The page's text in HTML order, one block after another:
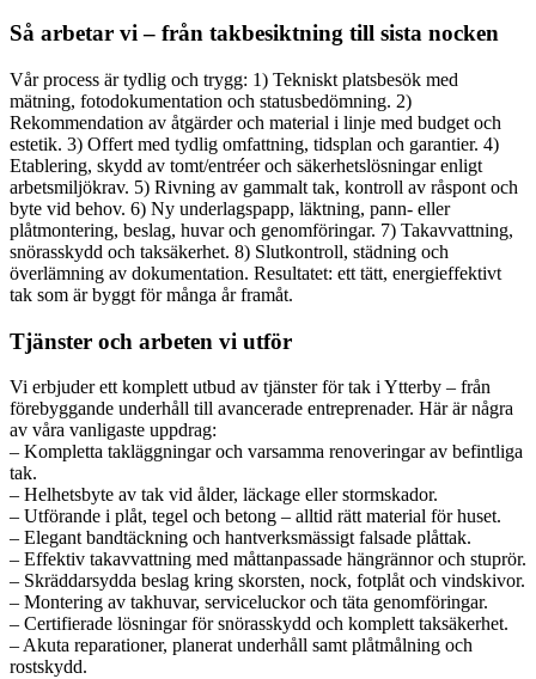
Så arbetar vi – från takbesiktning till sista nocken
Vår process är tydlig och trygg: 1) Tekniskt platsbesök med
mätning, fotodokumentation och statusbedömning. 2)
Rekommendation av åtgärder och material i linje med budget och
estetik. 3) Offert med tydlig omfattning, tidsplan och garantier. 4)
Etablering, skydd av tomt/entréer och säkerhetslösningar enligt
arbetsmiljökrav. 5) Rivning av gammalt tak, kontroll av råspont och
byte vid behov. 6) Ny underlagspapp, läktning, pann- eller
plåtmontering, beslag, huvar och genomföringar. 7) Takavvattning,
snörasskydd och taksäkerhet. 8) Slutkontroll, städning och
överlämning av dokumentation. Resultatet: ett tätt, energieffektivt
tak som är byggt för många år framåt.
Tjänster och arbeten vi utför
Vi erbjuder ett komplett utbud av tjänster för tak i Ytterby – från
förebyggande underhåll till avancerade entreprenader. Här är några
av våra vanligaste uppdrag:
– Kompletta takläggningar och varsamma renoveringar av befintliga
tak.
– Helhetsbyte av tak vid ålder, läckage eller stormskador.
– Utförande i plåt, tegel och betong – alltid rätt material för huset.
– Elegant bandtäckning och hantverksmässigt falsade plåttak.
– Effektiv takavvattning med måttanpassade hängrännor och stuprör.
– Skräddarsydda beslag kring skorsten, nock, fotplåt och vindskivor.
– Montering av takhuvar, serviceluckor och täta genomföringar.
– Certifierade lösningar för snörasskydd och komplett taksäkerhet.
– Akuta reparationer, planerat underhåll samt plåtmålning och
rostskydd.